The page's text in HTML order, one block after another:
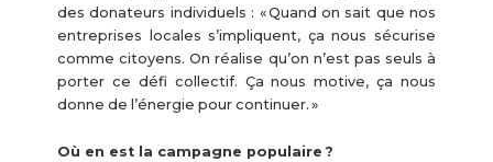
des donateurs individuels : « Quand on sait que nos
entreprises locales s’impliquent, ça nous sécurise
comme citoyens. On réalise qu’on n’est pas seuls à
porter ce défi collectif. Ça nous motive, ça nous
donne de l’énergie pour continuer. »
Où en est la campagne populaire ?